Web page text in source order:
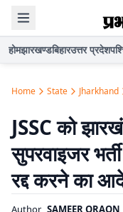
होमझारखण्डबिहारउत्तर प्रदेश
Home State Jharkhand
JSSC को
सुपरवाइजर
रद्द करने का
Author SAMEER ORAON